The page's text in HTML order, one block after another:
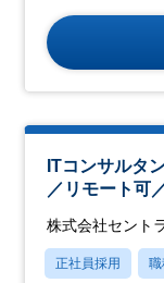
ITコンサルタ
／リモート可
株式会社セント
正社員採用